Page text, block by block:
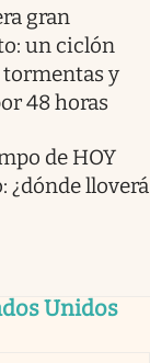
gran
un ciclón
y
48 horas
de HOY
¿dónde lloverá
Unidos